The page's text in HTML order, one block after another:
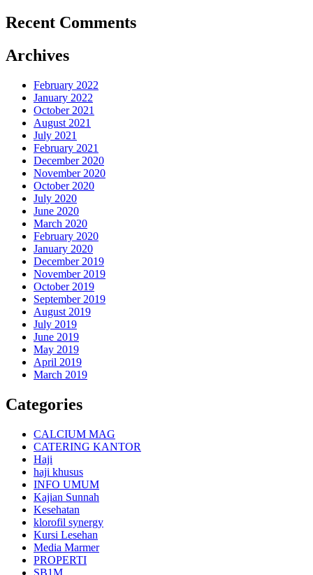
Recent Comments
Archives
February 2022
January 2022
October 2021
August 2021
July 2021
February 2021
December 2020
November 2020
October 2020
July 2020
June 2020
March 2020
February 2020
January 2020
December 2019
November 2019
October 2019
September 2019
August 2019
July 2019
June 2019
May 2019
April 2019
March 2019
Categories
CALCIUM MAG
CATERING KANTOR
Haji
haji khusus
INFO UMUM
Kajian Sunnah
Kesehatan
klorofil synergy
Kursi Lesehan
Media Marmer
PROPERTI
SB1M